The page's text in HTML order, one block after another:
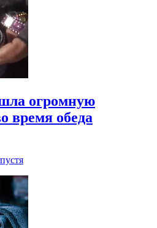
огромную
время обеда